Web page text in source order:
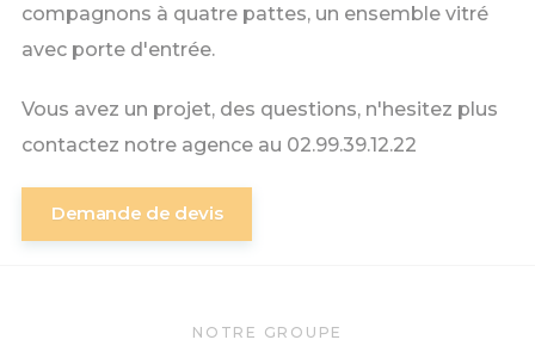
compagnons à quatre pattes, un ensemble vitré
avec porte d'entrée.
Vous avez un projet, des questions, n'hesitez plus
contactez notre agence au 02.99.39.12.22
Demande de devis
NOTRE GROUPE